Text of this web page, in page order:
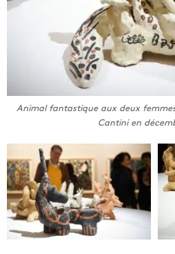
Animal fantastique aux deux
Cantini en